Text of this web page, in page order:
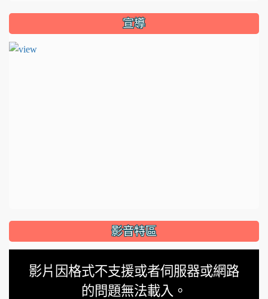
宣導
影音特區
影片因格式不支援或者伺服器或網路
的問題無法載入。